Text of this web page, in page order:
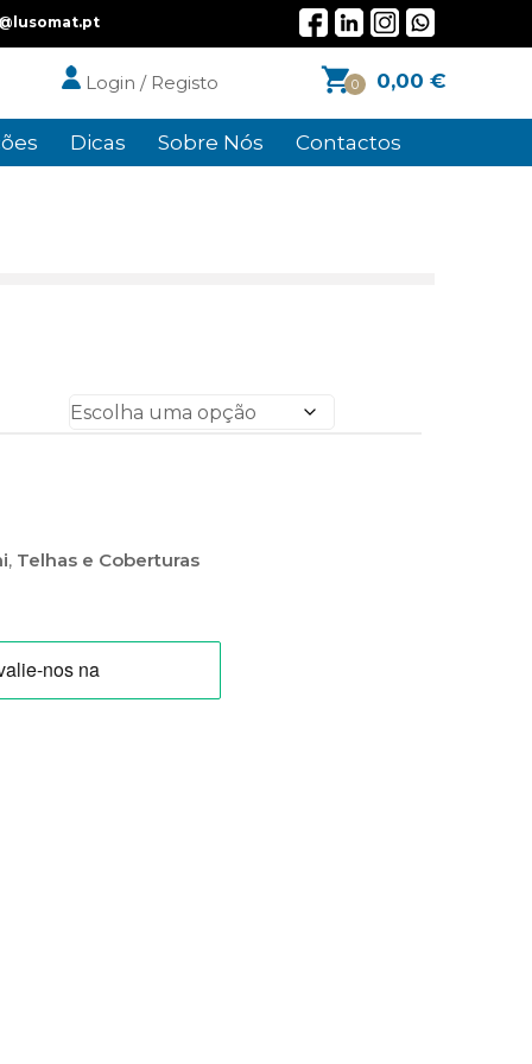
0 0,00 €
Login / Registo
Dicas Sobre Nós Contactos
, Telhas e Coberturas